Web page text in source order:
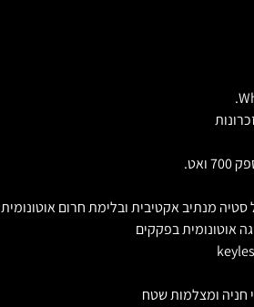
מנתיב אקטיבית ובלימת חרום אוטונומית
אוטונומית בפקקים